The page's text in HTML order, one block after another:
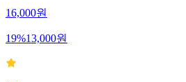
16,000원
19%13,000원